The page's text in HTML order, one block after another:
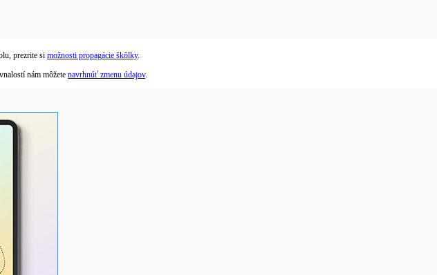
prezrite si možnosti propagácie škôlky.
nám môžete navrhnúť zmenu údajov.